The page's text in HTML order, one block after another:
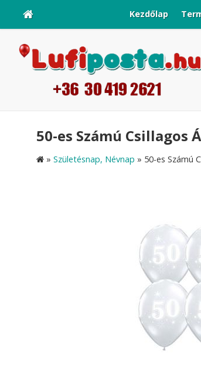
Kezdőlap
50-es Számú
» Születésnap, Névnap » 50-es Számú